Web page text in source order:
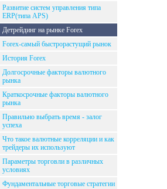
Развитие систем управления типа
ERP(типа APS)
Детрейдинг на рынке Forex
Forex-самый быстрорастущий рынок
История Forex
Долгосрочные факторы валютного
рынка
Краткосрочные факторы валютного
рынка
Правильно выбрать время - залог
успеха
Что такое валютные корреляции и как
трейдеры их используют
Параметры торговли в различных
условиях
Фундаментальные торговые стратегии